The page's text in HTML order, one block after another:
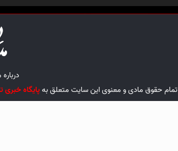
درباره
تمام حقوق مادی و معنوی این سایت متعلق بهپایگاه خبری